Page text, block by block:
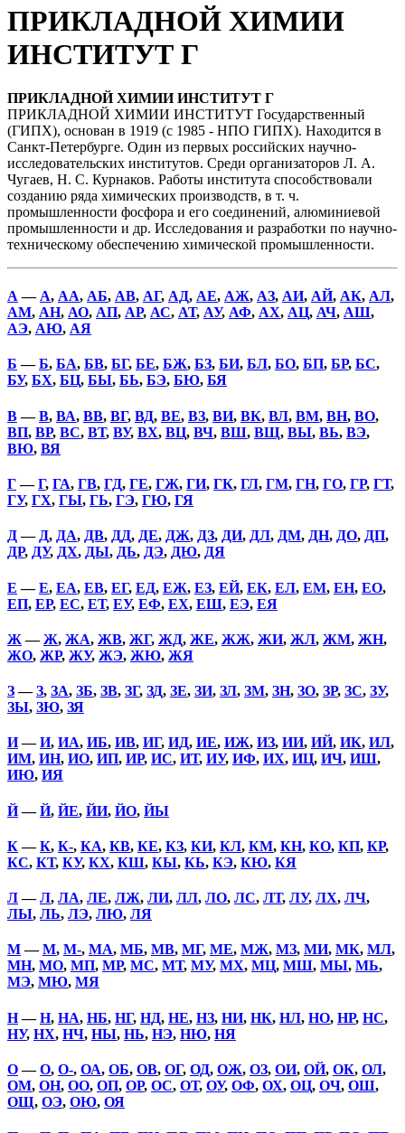
ПРИКЛАДНОЙ ХИМИИ
ИНСТИТУТ Г
ПРИКЛАДНОЙ ХИМИИ ИНСТИТУТ Г
ПРИКЛАДНОЙ ХИМИИ ИНСТИТУТ Государственный
(ГИПХ), основан в 1919 (с 1985 - НПО ГИПХ). Находится в
Санкт-Петербурге. Один из первых российских научно-
исследовательских институтов. Среди организаторов Л. А.
Чугаев, Н. С. Курнаков. Работы института способствовали
созданию ряда химических производств, в т. ч.
промышленности фосфора и его соединений, алюминиевой
промышленности и др. Исследования и разработки по научно-
техническому обеспечению химической промышленности.
А — А, АА, АБ, АВ, АГ, АД, АЕ, АЖ, АЗ, АИ, АЙ, АК, АЛ,
АМ, АН, АО, АП, АР, АС, АТ, АУ, АФ, АХ, АЦ, АЧ, АШ,
АЭ, АЮ, АЯ
Б —Б, БА, БВ, БГ, БЕ, БЖ, БЗ, БИ, БЛ, БО, БП, БР, БС,
БУ, БХ, БЦ, БЫ, БЬ, БЭ, БЮ, БЯ
В—В, ВА, ВВ, ВГ, ВД, ВЕ, ВЗ, ВИ, ВК, ВЛ, ВМ, ВН, ВО,
ВП, ВР, ВС, ВТ, ВУ, ВХ, ВЦ, ВЧ, ВШ, ВЩ, ВЫ, ВЬ, ВЭ,
ВЮ, ВЯ
Г—Г, ГА, ГВ, ГД, ГЕ, ГЖ, ГИ, ГК, ГЛ, ГМ, ГН, ГО, ГР, ГТ,
ГУ, ГХ, ГЫ, ГЬ, ГЭ, ГЮ, ГЯ
Д— Д, ДА, ДВ, ДД, ДЕ, ДЖ, ДЗ, ДИ, ДЛ, ДМ, ДН, ДО, ДП,
ДР, ДУ, ДХ, ДЫ, ДЬ, ДЭ, ДЮ, ДЯ
Е —Е, ЕА, ЕВ, ЕГ, ЕД, ЕЖ, ЕЗ, ЕЙ, ЕК, ЕЛ, ЕМ, ЕН, ЕО,
ЕП, ЕР, ЕС, ЕТ, ЕУ, ЕФ, ЕХ, ЕШ, ЕЭ, ЕЯ
Ж —Ж, ЖА, ЖВ, ЖГ, ЖД, ЖЕ, ЖЖ, ЖИ, ЖЛ, ЖМ, ЖН,
ЖО, ЖР, ЖУ, ЖЭ, ЖЮ, ЖЯ
З—З, ЗА, ЗБ, ЗВ, ЗГ, ЗД, ЗЕ, ЗИ, ЗЛ, ЗМ, ЗН, ЗО, ЗР, ЗС, ЗУ,
ЗЫ, ЗЮ, ЗЯ
И—И, ИА, ИБ, ИВ, ИГ, ИД, ИЕ, ИЖ, ИЗ, ИИ, ИЙ, ИК, ИЛ,
ИМ, ИН, ИО, ИП, ИР, ИС, ИТ, ИУ, ИФ, ИХ, ИЦ, ИЧ, ИШ,
ИЮ, ИЯ
Й—Й, ЙЕ, ЙИ, ЙО, ЙЫ
К—К, К-, КА, КВ, КЕ, КЗ, КИ, КЛ, КМ, КН, КО, КП, КР,
КС, КТ, КУ, КХ, КШ, КЫ, КЬ, КЭ, КЮ, КЯ
Л—Л, ЛА, ЛЕ, ЛЖ, ЛИ, ЛЛ, ЛО, ЛС, ЛТ, ЛУ, ЛХ, ЛЧ,
ЛЫ, ЛЬ, ЛЭ, ЛЮ, ЛЯ
М—М, М-, МА, МБ, МВ, МГ, МЕ, МЖ, МЗ, МИ, МК, МЛ,
МН, МО, МП, МР, МС, МТ, МУ, МХ, МЦ, МШ, МЫ, МЬ,
МЭ, МЮ, МЯ
Н—Н, НА, НБ, НГ, НД, НЕ, НЗ, НИ, НК, НЛ, НО, НР, НС,
НУ, НХ, НЧ, НЫ, НЬ, НЭ, НЮ, НЯ
О—О, О-, ОА, ОБ, ОВ, ОГ, ОД, ОЖ, ОЗ, ОИ, ОЙ, ОК, ОЛ,
ОМ, ОН, ОО, ОП, ОР, ОС, ОТ, ОУ, ОФ, ОХ, ОЦ, ОЧ, ОШ,
ОЩ, ОЭ, ОЮ, ОЯ